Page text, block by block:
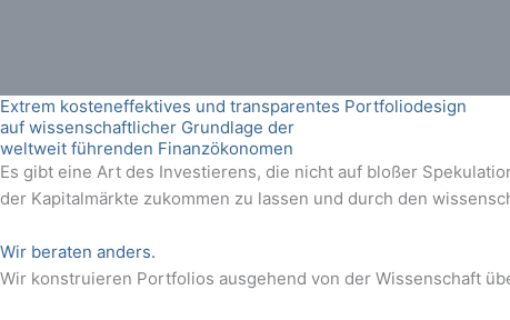
Extrem kosteneffektives und transparentes Portfoliodesign
auf wissenschaftlicher Grundlage der
weltweit führenden Finanzökonomen
Es gibt eine Art des Investierens, die nicht auf bloßer
der Kapitalmärkte zukommen zu lassen und durch den
Wir beraten anders.
Wir konstruieren Portfolios ausgehend von der Wissenschaft